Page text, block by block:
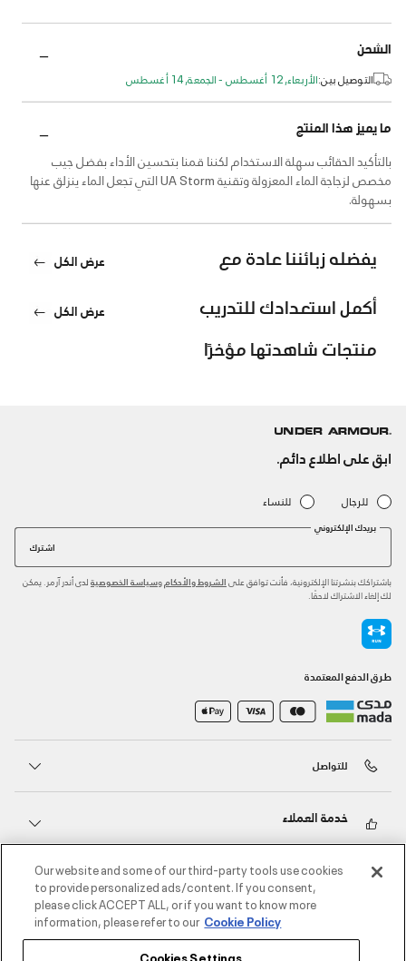
الشحن
التوصيل بين:الأربعاء, 12 أغسطس - الجمعة, 14 أغسطس
ما يميز هذا المنتج
بالتأكيد الحقائب سهلة الاستخدام لكننا قمنا بتحسين الأداء بفضل جيب
مخصص لزجاجة الماء المعزولة وتقنية UA Storm التي تجعل الماء ينزلق عنها
بسهولة.
يفضله زبائننا عادة مع عرض الكل
أكمل استعدادك للتدريب عرض الكل
منتجات شاهدتها مؤخرًا
ابق على اطلاع دائم.
للرجال للنساء
بريدك الإلكتروني
اشترك
باشتراكك بنشرتنا الإلكترونية، فأنت توافق على الشروط والأحكام وسياسة الخصوصية لدى أندر آرمر. يمكن
لك إلغاء الاشتراك لاحقًا.
طرق الدفع المعتمدة
للتواصل
خدمة العملاء
حول أندر آرمر
أندر آرمر على الشبكات الاجتماعية
Our website and some of our third-party tools use cookies
to provide personalized ads/content. If you consent,
please click ACCEPT ALL, or if you want to know more
information, please refer to our Cookie Policy
Cookies Settings